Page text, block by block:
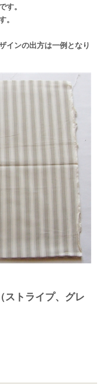
す。
。
インの出方は一例となり
ストライプ、グレ